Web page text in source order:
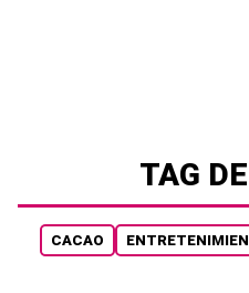
TAG
CACAO